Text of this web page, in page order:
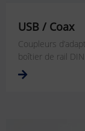
USB / Coax
Coupleurs
boîtier de rail DIN.